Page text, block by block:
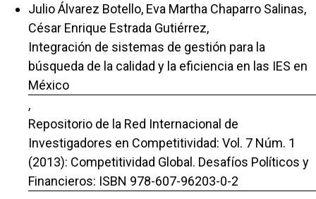
Julio Álvarez Botello, Eva Martha Chaparro Salinas,
César Enrique Estrada Gutiérrez,
Integración de sistemas de gestión para la
búsqueda de la calidad y la eficiencia en las IES en
México
,
Repositorio de la Red Internacional de
Investigadores en Competitividad: Vol. 7 Núm. 1
(2013): Competitividad Global. Desafíos Políticos y
Financieros: ISBN 978-607-96203-0-2